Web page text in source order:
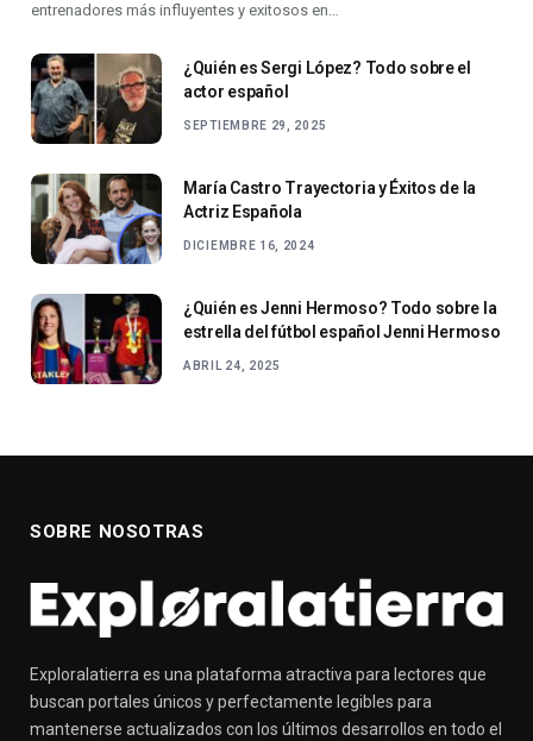
entrenadores más influyentes y exitosos en…
¿Quién es Sergi López? Todo sobre el
actor español
SEPTIEMBRE 29, 2025
María Castro Trayectoria y Éxitos de la
Actriz Española
DICIEMBRE 16, 2024
¿Quién es Jenni Hermoso? Todo sobre la
estrella del fútbol español Jenni Hermoso
ABRIL 24, 2025
SOBRE NOSOTRAS
Exploralatierra es una plataforma atractiva para lectores que
buscan portales únicos y perfectamente legibles para
mantenerse actualizados con los últimos desarrollos en todo el